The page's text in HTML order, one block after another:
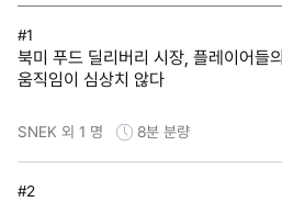
#1
북미 푸드 딜리버리 시장, 플레이어들의
움직임이 심상치 않다
SNEK 외 1 명 8분 분량
#2